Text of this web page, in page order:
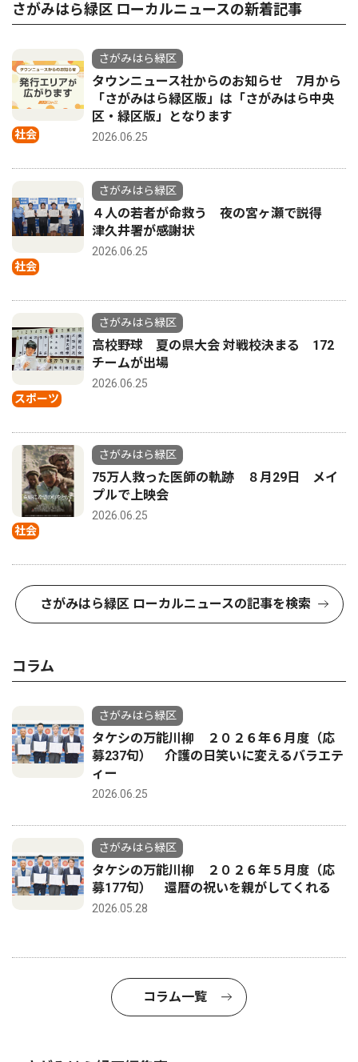
さがみはら緑区 ローカルニュースの新着記事
社会
さがみはら緑区
タウンニュース社からのお知らせ 7月から
「さがみはら緑区版」は「さがみはら中央
区・緑区版」となります
2026.06.25
社会
さがみはら緑区
４人の若者が命救う 夜の宮ヶ瀬で説得
津久井署が感謝状
2026.06.25
スポーツ
さがみはら緑区
高校野球 夏の県大会 対戦校決まる 172
チームが出場
2026.06.25
社会
さがみはら緑区
75万人救った医師の軌跡 ８月29日 メイ
プルで上映会
2026.06.25
さがみはら緑区 ローカルニュースの記事を検索
コラム
さがみはら緑区
タケシの万能川柳 ２０２６年６月度（応
募237句） 介護の日笑いに変えるバラエテ
ィー
2026.06.25
さがみはら緑区
タケシの万能川柳 ２０２６年５月度（応
募177句） 還暦の祝いを親がしてくれる
2026.05.28
コラム一覧